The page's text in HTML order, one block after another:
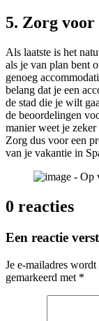
5. Zorg voor
Als laatste is het
als je van plan bent
genoeg
belang dat je een
de stad die je wilt
de beoordelingen
manier weet je
Zorg dus voor een
van je vakantie in
0 reacties
Een reactie
Je e-mailadres
gemarkeerd met *